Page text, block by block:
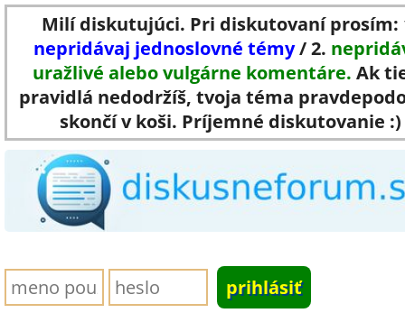
Milí diskutujúci. Pri diskutovaní prosím:
nepridávaj jednoslovné témy/ 2.
uražlivé alebo vulgárne komentáre. Ak
pravidlá nedodržíš, tvoja téma
skončí v koši. Príjemné diskutovanie :)